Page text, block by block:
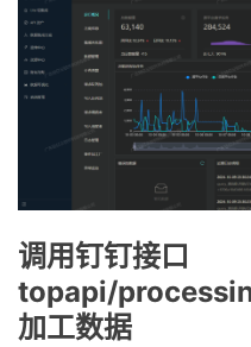
调用钉钉接口
topapi/
加工数据